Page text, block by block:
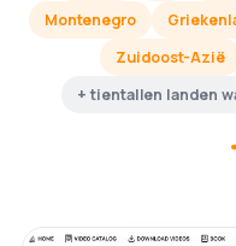
Montenegro
Zuidoost-Azië
+ tientallen landen